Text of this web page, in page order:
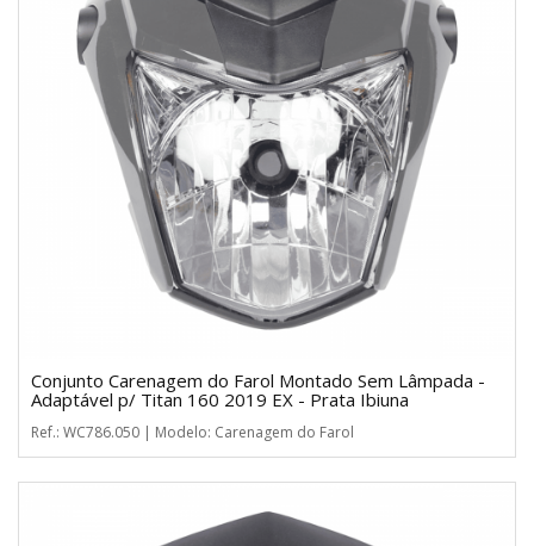
Conjunto Carenagem do Farol Montado Sem Lâmpada -
Adaptável p/ Titan 160 2019 EX - Prata Ibiuna
Ref.: WC786.050 | Modelo: Carenagem do Farol